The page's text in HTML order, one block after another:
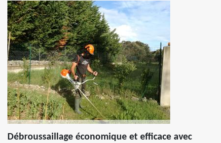
Débroussaillage économique et efficace avec